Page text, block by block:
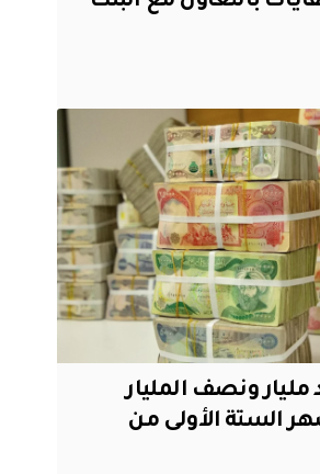
مليار ونصف المليار
الستة الأولى من